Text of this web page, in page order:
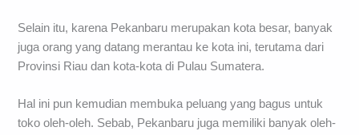
Selain itu, karena Pekanbaru merupakan kota besar, banyak
juga orang yang datang merantau ke kota ini, terutama dari
Provinsi Riau dan kota-kota di Pulau Sumatera.
Hal ini pun kemudian membuka peluang yang bagus untuk
toko oleh-oleh. Sebab, Pekanbaru juga memiliki banyak oleh-